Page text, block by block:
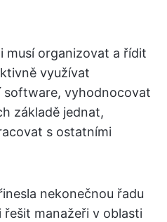
organizovat a řídit
využívat
software, vyhodnocovat
základě jednat,
s ostatními
nekonečnou řadu
řešit manažeři v oblasti